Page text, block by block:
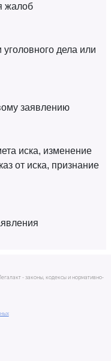
жалоб
дела или
заявлению
иска, изменение
от иска, признание
- законы, кодексы и нормативно-